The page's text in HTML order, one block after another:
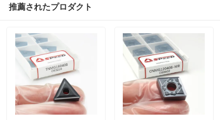
推薦されたプロダクト